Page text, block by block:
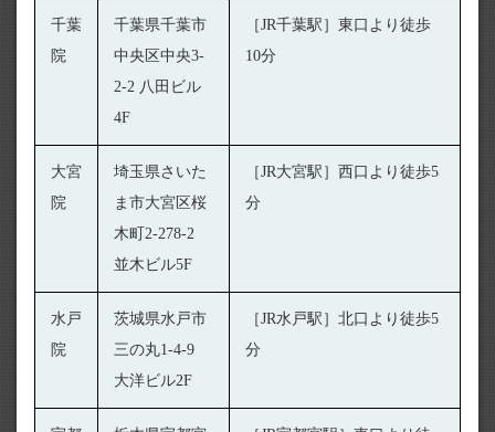
千葉
院
千葉県千葉市
中央区中央3-
2-2 八田ビル
4F
［JR千葉駅］東口より徒歩
10分
大宮
院
埼玉県さいた
ま市大宮区桜
木町2-278-2
並木ビル5F
［JR大宮駅］西口より徒歩5
分
水戸
院
茨城県水戸市
三の丸1-4-9
大洋ビル2F
［JR水戸駅］北口より徒歩5
分